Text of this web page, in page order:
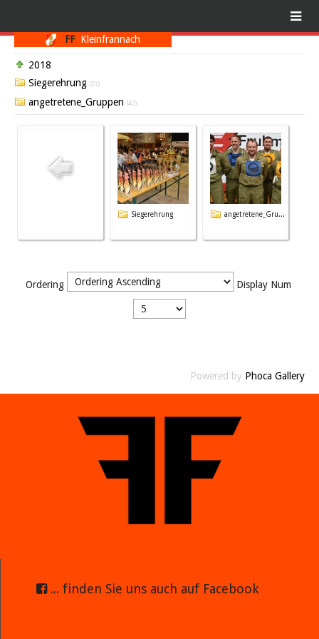
FF Kleinfrannach
2018
Siegerehrung (23)
angetretene_Gruppen (42)
Siegerehrung angetretene_Gru...
Ordering Display Num
Powered by Phoca Gallery
... finden Sie uns auch auf Facebook